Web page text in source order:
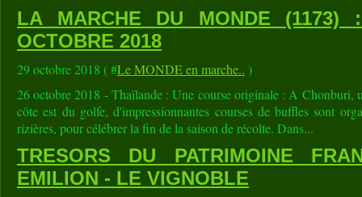
LA MARCHE DU MONDE
OCTOBRE 2018
29 octobre 2018 ( #Le MONDE en marche.. )
26 octobre 2018 - Thaïlande : Une course originale : A Chonburi,
côte est du golfe, d'impressionnantes courses de buffles sont
rizières, pour célébrer la fin de la saison de récolte. Dans...
TRESORS DU PATRIMOINE
EMILION - LE VIGNOBLE